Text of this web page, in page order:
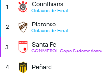
1 Corinthians
Octavos de Final
2 Platense
Octavos de Final
3 Santa Fe
CONMEBOL Copa
4 Peñarol